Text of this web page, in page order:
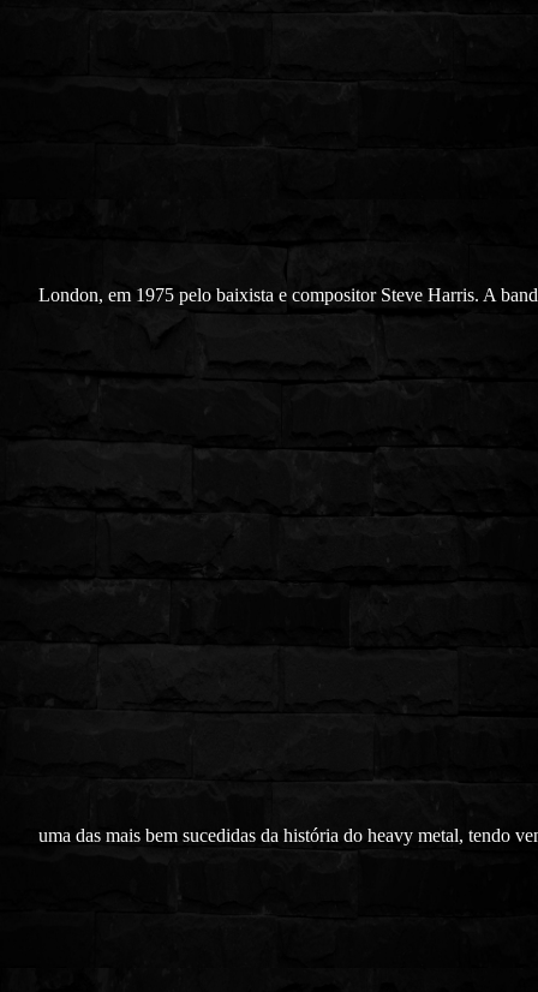
London, em 1975 pelo baixista e compositor Steve Harris. A
uma das mais bem sucedidas da história do heavy metal, tendo